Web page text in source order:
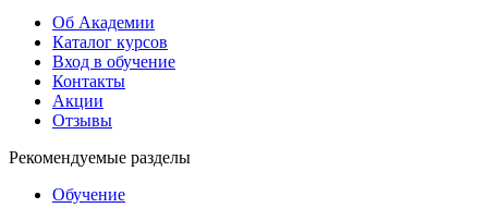
Об Академии
Каталог курсов
Вход в обучение
Контакты
Акции
Отзывы
Рекомендуемые разделы
Обучение